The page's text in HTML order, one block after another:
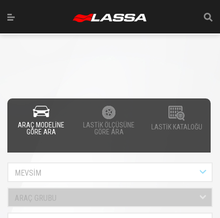
ARAÇ MODELİNE
GÖRE ARA
LASTİK ÖLÇÜSÜNE
GÖRE ARA
LASTİK KATALOĞU
MEVSİM
ARAÇ GRUBU